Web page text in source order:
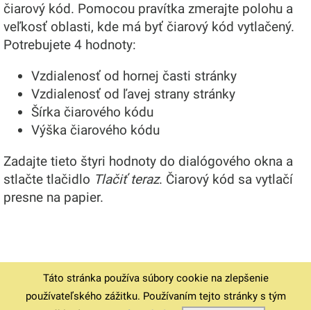
čiarový kód. Pomocou pravítka zmerajte polohu a
veľkosť oblasti, kde má byť čiarový kód vytlačený.
Potrebujete 4 hodnoty:
Vzdialenosť od hornej časti stránky
Vzdialenosť od ľavej strany stránky
Šírka čiarového kódu
Výška čiarového kódu
Zadajte tieto štyri hodnoty do dialógového okna a
stlačte tlačidlo Tlačiť teraz. Čiarový kód sa vytlačí
presne na papier.
© 1994-2026 Domov Stiahnuť v6.12.4 Podmienky
Táto stránka používa súbory cookie na zlepšenie
používateľského zážitku. Používaním tejto stránky s tým